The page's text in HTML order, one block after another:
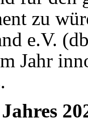
zu
e.V.
Jahr